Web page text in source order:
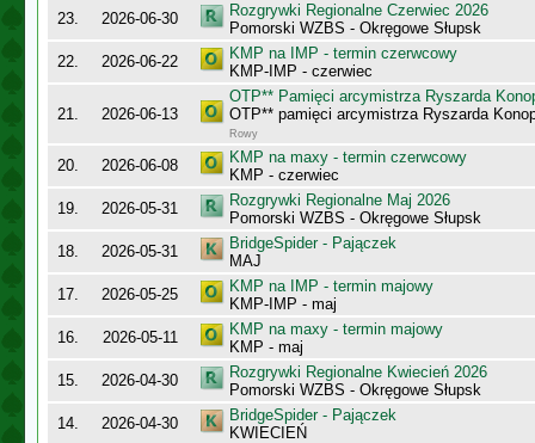
23.
2026-06-30
Rozgrywki Regionalne Czerwiec 2026
Pomorski WZBS - Okręgowe Słupsk
22.
2026-06-22
KMP na IMP - termin czerwcowy
KMP-IMP - czerwiec
21. 2026-06-13
OTP** Pamięci arcymistrza Ryszarda
OTP** pamięci arcymistrza Ryszarda
Rowy
20. 2026-06-08
KMP na maxy - termin czerwcowy
KMP - czerwiec
19.
2026-05-31
Rozgrywki Regionalne Maj 2026
Pomorski WZBS - Okręgowe Słupsk
18.
2026-05-31
BridgeSpider - Pajączek
MAJ
17.
2026-05-25
KMP na IMP - termin majowy
KMP-IMP - maj
16.
2026-05-11
KMP na maxy - termin majowy
KMP - maj
15.
2026-04-30
Rozgrywki Regionalne Kwiecień 2026
Pomorski WZBS - Okręgowe Słupsk
14.
2026-04-30
BridgeSpider - Pajączek
KWIECIEŃ